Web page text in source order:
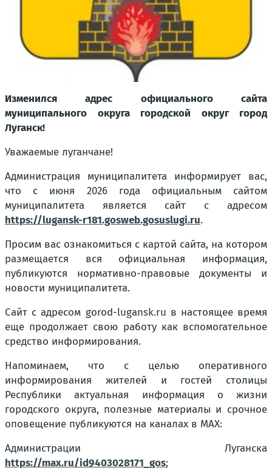
Изменился адрес официального сайта
муниципального округа городской округ город
Луганск!
Уважаемые луганчане!
Администрация муниципалитета информирует вас,
что с июня 2026 года официальным сайтом
муниципалитета является сайт с адресом
https://lugansk-r181.gosweb.gosuslugi.ru.
Просим вас ознакомиться с картой сайта, на котором
размещается вся официальная информация,
публикуются нормативно-правовые документы и
новости муниципалитета.
Сайт с адресом gorod-lugansk.ru в настоящее время
еще продолжает свою работу как вспомогательное
средство информирования.
Напоминаем, что с целью оперативного
информирования жителей и гостей столицы
Республики актуальная информация о жизни
городского округа, полезные материалы и срочное
оповещение публикуются на каналах в МАХ:
Администрации Луганска
https://max.ru/id9403028171_gos;